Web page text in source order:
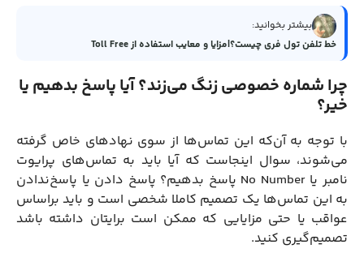
بیشتر بخوانید:
خط تلفن تول فری چیست؟|مزایا و معایب استفاده از Toll Free
چرا شماره خصوصی زنگ می‌زند؟ آیا پاسخ بدهیم یا
خیر؟
با توجه به آن‌که این تماس‌ها از سوی نهادهای خاص گرفته
می‌شوند، سوال اینجاست که آیا باید به تماس‌های پرایوت
نامبر یا No Number پاسخ بدهیم؟
پاسخ‌ دادن یا پاسخ‌ندادن
به این تماس‌ها یک تصمیم کاملا شخصی است و باید براساس
عواقب یا حتی مزایایی که ممکن است برایتان داشته باشد
تصمیم‌گیری کنید.